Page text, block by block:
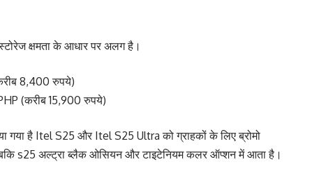
क्षमता के आधार पर अलग है।
8,400 रुपये)
(करीब 15,900 रुपये)
गया है Itel S25 और Itel S25 Ultra को ग्राहकों के लिए ब्रोमो
s25 अल्ट्रा ब्लैक ओसियन और टाइटेनियम कलर ऑप्शन में आता है।